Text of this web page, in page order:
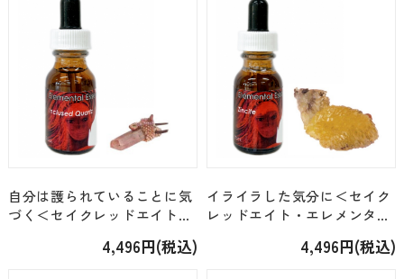
自分は護られていることに気
づく＜セイクレッドエイト・
ズドクオーツ（18）」 [15ml]
4,496円(税込)
イライラした気分に＜セイク
レッドエイト・エレメンタル
4,496円(税込)